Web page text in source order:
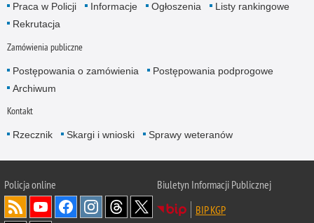
Praca w Policji Informacje Ogłoszenia
Listy rankingowe
Rekrutacja
Zamówienia publiczne
Postępowania o zamówienia
Postępowania podprogowe
Archiwum
Kontakt
Rzecznik Skargi i wnioski Sprawy weteranów
Policjaonline
Biuletyn Informacji Publicznej
BIP KGP